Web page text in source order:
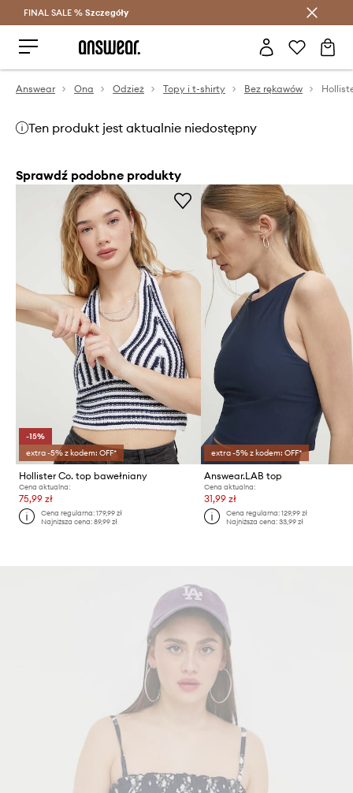
Oszczędzaj z Answear Club >
FINAL SALE % Szczegóły
Answear Ona Odzież Topy i t-shirty Bez rękawów
Ten produkt jest aktualnie niedostępny
Sprawdź podobne produkty
-15%
extra -5% z kodem: OFF*
Hollister Co. top bawełniany
Cena aktualna:
75,99 zł
Cena regularna:179,99 zł
Najniższa cena:89,99 zł
extra -5% z kodem: OFF*
Answear.LAB top
Cena aktualna:
31,99 zł
Cena regularna: 129,99 zł
Najniższa cena: 33,99 zł